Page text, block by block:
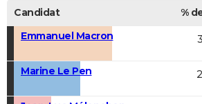
Candidat %
Emmanuel Macron
Marine Le Pen